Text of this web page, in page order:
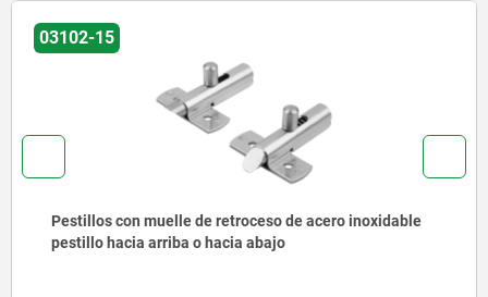
acero inoxidable Pestillos de cierre